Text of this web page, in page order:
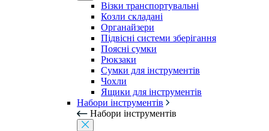
Візки транспортувальні
Козли складані
Органайзери
Підвісні системи зберігання
Поясні сумки
Рюкзаки
Сумки для інструментів
Чохли
Ящики для інструментів
Набори інструментів
Набори інструментів